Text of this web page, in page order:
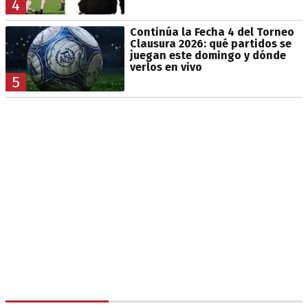
4
5
Continúa la Fecha 4 del Torneo
Clausura 2026: qué partidos se
juegan este domingo y dónde
verlos en vivo